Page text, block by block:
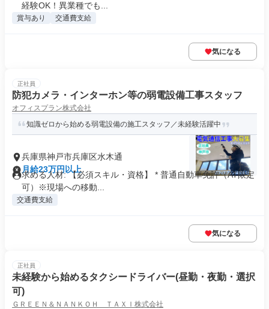
経験OK！異業種でも...
賞与あり 交通費支給
気になる
正社員
防犯カメラ・インターホン等の弱電設備工事スタッフ
オフィスプラン株式会社
知識ゼロから始める弱電設備の施工スタッフ／未経験活躍中
兵庫県神戸市兵庫区水木通
月給23万円以上
求める人材: 【必須スキル・資格】 * 普通自動車免許（AT限定
可）※現場への移動...
交通費支給
気になる
正社員
未経験から始めるタクシードライバー(昼勤・夜勤・選択
可)
ＧＲＥＥＮ＆ＮＡＮＫＯＨ ＴＡＸＩ株式会社